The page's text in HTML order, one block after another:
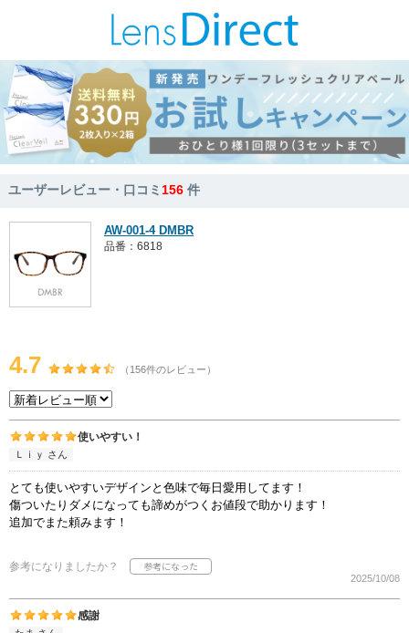
ユーザーレビュー・口コミ156 件
AW-001-4 DMBR
品番：6818
4.7 （156件のレビュー）
使いやすい！
Ｌｉｙ さん
とても使いやすいデザインと色味で毎日愛用してます！
傷ついたりダメになっても諦めがつくお値段で助かります！
追加でまた頼みます！
参考になりましたか？
2025/10/08
感謝